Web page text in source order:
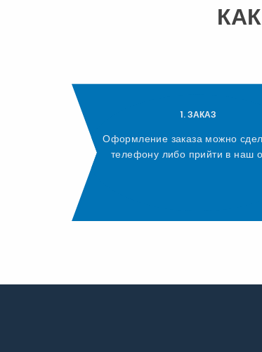
1. ЗАКАЗ
Оформление заказа можно
телефону либо прийти в наш